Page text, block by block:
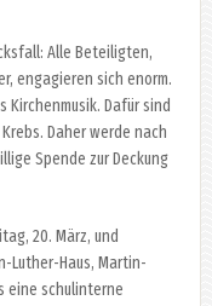
Alle Beteiligten,
engagieren sich enorm.
Kirchenmusik. Dafür sind
Daher werde nach
Spende zur Deckung
20. März, und
Luther-Haus, Martin-
eine schulinterne